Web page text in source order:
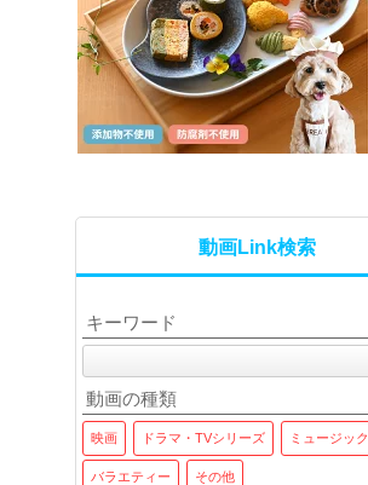
動画Link検索
キーワード
動画の種類
映画 ドラマ・TVシリーズ ミュージック
バラエティー その他